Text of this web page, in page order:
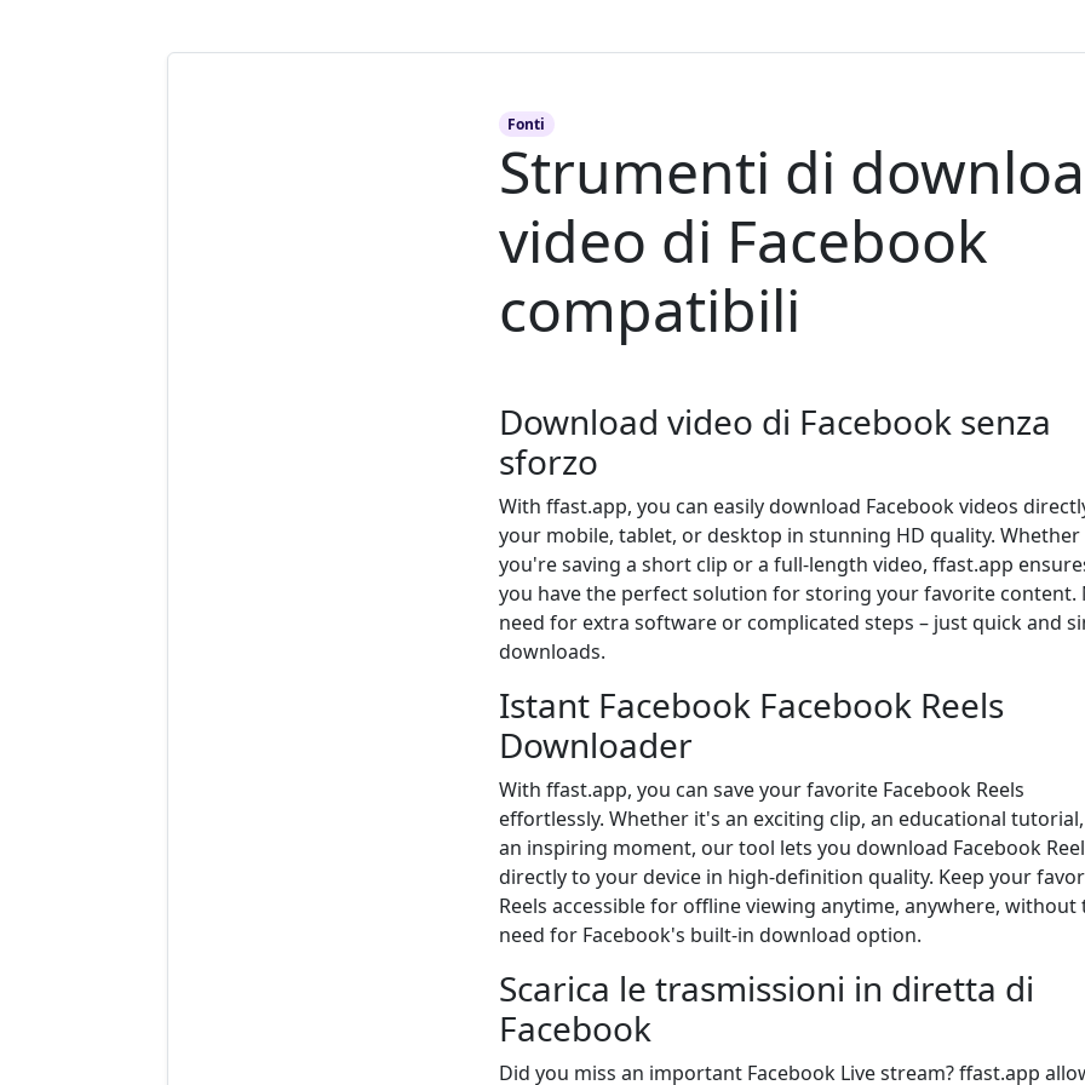
Fonti
Strumenti di
video di Facebook
compatibili
Download video di Facebook senza
sforzo
With ffast.app, you can easily download Facebook videos
your mobile, tablet, or desktop in stunning HD quality. Whether
you're saving a short clip or a full-length video, ffast.app
you have the perfect solution for storing your favorite content.
need for extra software or complicated steps – just quick and
downloads.
Istant Facebook Facebook Reels
Downloader
With ffast.app, you can save your favorite Facebook Reels
effortlessly. Whether it's an exciting clip, an educational
an inspiring moment, our tool lets you download Facebook
directly to your device in high-definition quality. Keep your
Reels accessible for offline viewing anytime, anywhere, without
need for Facebook's built-in download option.
Scarica le trasmissioni in diretta di
Facebook
Did you miss an important Facebook Live stream? ffast.app